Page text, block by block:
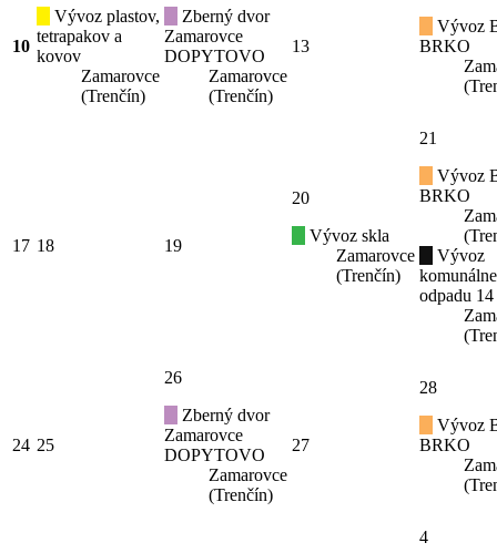
10
Vývoz plastov,
tetrapakov a
kovov
Zamarovce
(Trenčín)
Zberný dvor
Zamarovce
DOPYTOVO
Zamarovce
(Trenčín)
13
Vývoz
BRKO
17 18 19
20
Vývoz skla
Zamarovce
(Trenčín)
21
Vývoz
BRKO
Vývoz
odpadu
24 25
26
Zberný dvor
Zamarovce
DOPYTOVO
Zamarovce
(Trenčín)
27
28
Vývoz
BRKO
4